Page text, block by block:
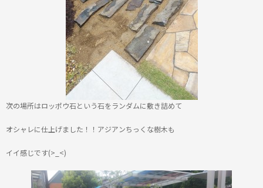
次の場所はロッポウ石という石をランダムに敷き詰めて
オシャレに仕上げました！！アジアンちっくな樹木も
イイ感じです(>_<)